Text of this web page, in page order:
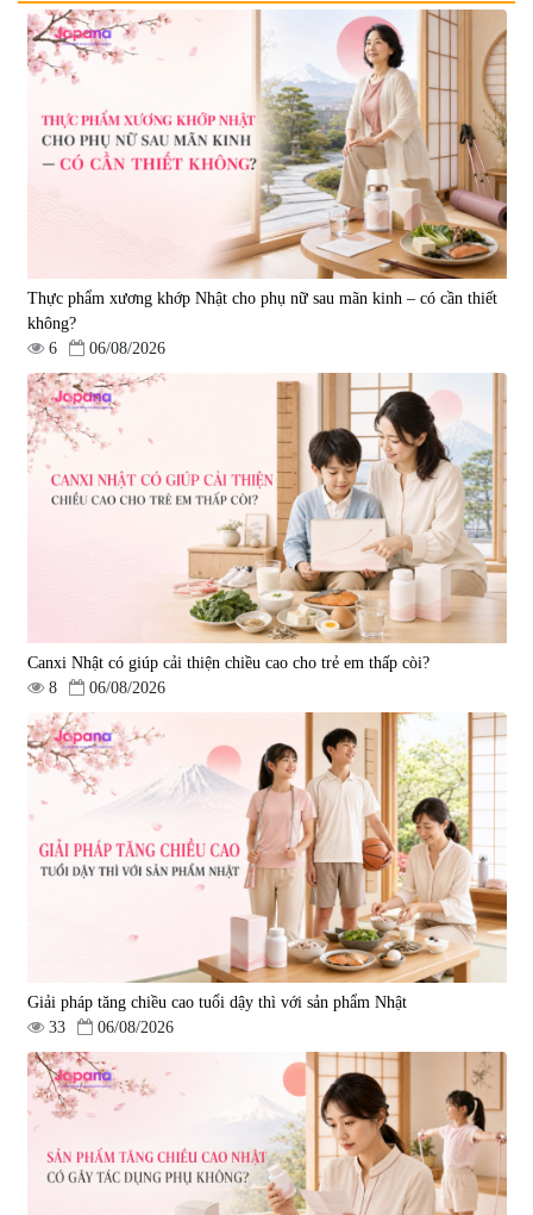
Viên uống bổ gan Ribeto Shoji
543.205
690.000 đ
Viên uống hỗ trợ giải độc và
phục hồi chức năng gan Biken
Liver Ex 120 viên - Date
07/2027
|0
1.390.000 đ
Viên uống hỗ trợ tim mạch AFC
Rich Coenzyme Q10 - 120 viên
2.890.000 đ
Viên uống tăng cường miễn dịch
Ribeto Shoji Fukujyusen 180
viên
|32.160
9.850.000 đ
Viên uống hỗ trợ tăng cường
sinh lý nam Fujina Monster Shot
150 viên
12.480
880.000 đ
Viên uống hỗ trợ điều trị ung thư
Fucoidan Okinawa Kanehide Bio
EX 323mg - 150 viên
790.621
4.473.500 đ
Thực phẩm xương khớp Nhật cho phụ nữ sau mãn kinh – có cần thiết
không?
6
06/08/2026
Canxi Nhật có giúp cải thiện chiều cao cho trẻ em thấp còi?
8
06/08/2026
Giải pháp tăng chiều cao tuổi dậy thì với sản phẩm Nhật
33
06/08/2026